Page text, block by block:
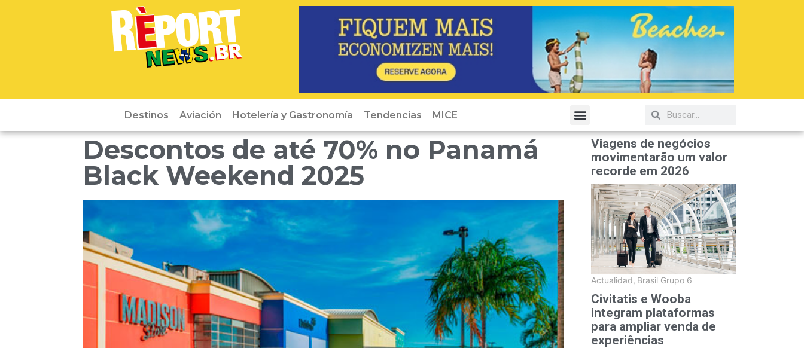
Destinos Aviación Hotelería y Gastronomía Tendencias MICE
Descontos de até 70% no Panamá
Black Weekend 2025
Viagens de negócios
movimentarão um valor
recorde em 2026
Actualidad, Brasil Grupo 6
Civitatis e Wooba
integram plataformas
para ampliar venda de
experiências